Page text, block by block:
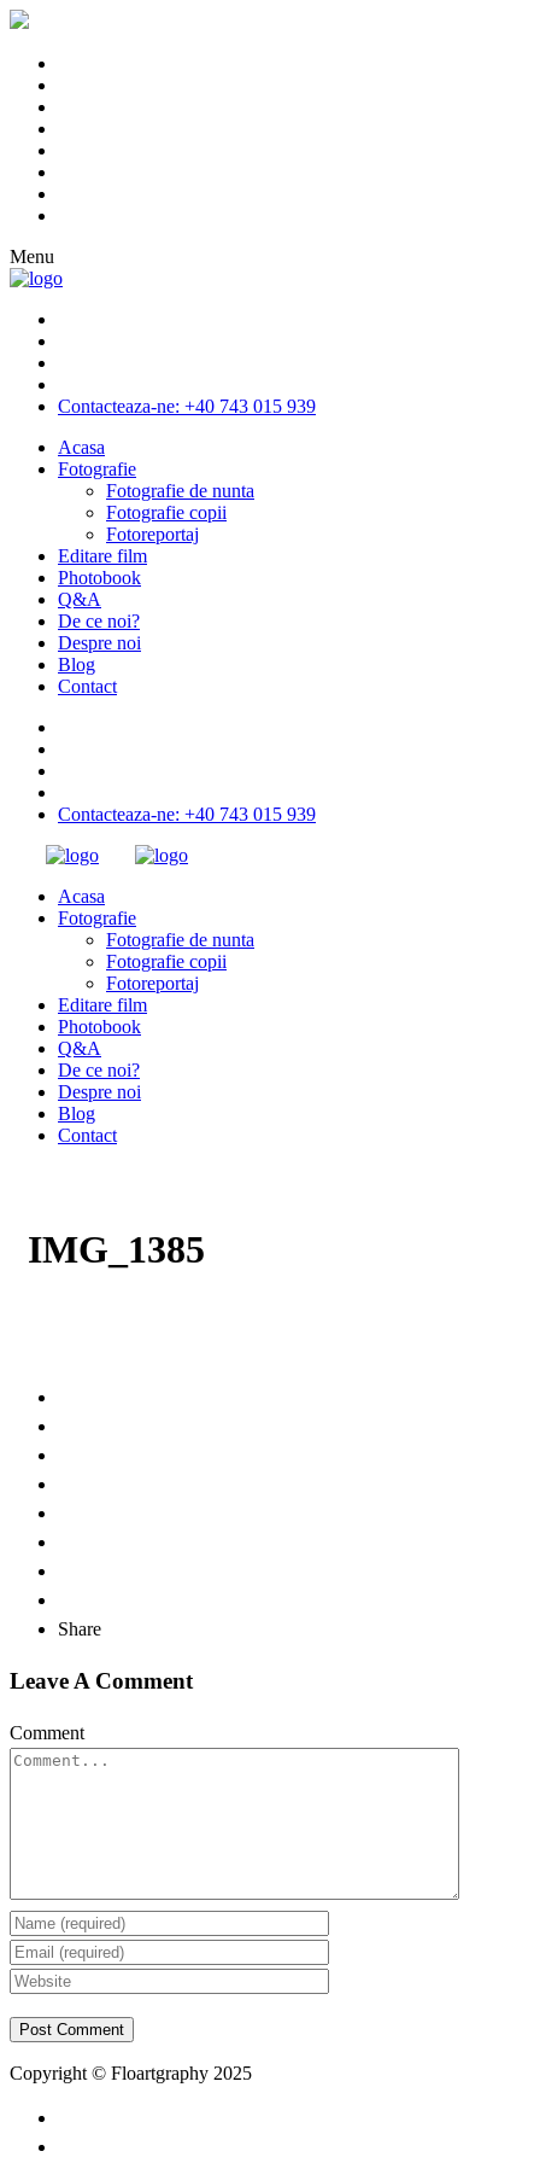
Menu
Contacteaza-ne: +40 743 015 939
Acasa
Fotografie
Fotografie de nunta
Fotografie copii
Fotoreportaj
Editare film
Photobook
Q&A
De ce noi?
Despre noi
Blog
Contact
Contacteaza-ne: +40 743 015 939
Acasa
Fotografie
Fotografie de nunta
Fotografie copii
Fotoreportaj
Editare film
Photobook
Q&A
De ce noi?
Despre noi
Blog
Contact
IMG_1385
Share
Leave A Comment
Comment
Copyright © Floartgraphy 2025